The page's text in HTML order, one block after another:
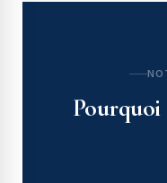
Pourquoi